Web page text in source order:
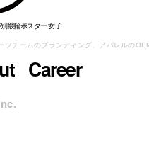
競輪ポスター 女子
チームのブランディング、 アパレルの
Career